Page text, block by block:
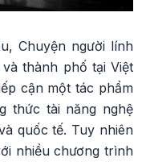
Chuyện người lính
thành phố tại Việt
cận một tác phẩm
thức tài năng nghệ
quốc tế. Tuy nhiên
nhiều chương trình